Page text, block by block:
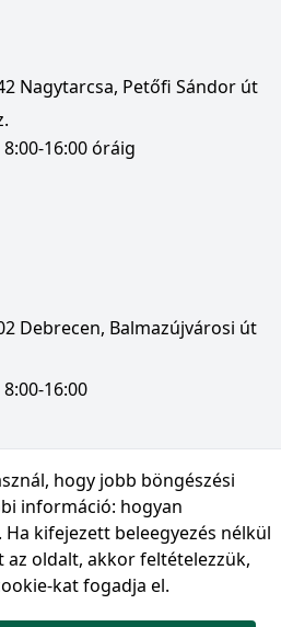
hogy jobb böngészési
információ: hogyan
. Ha kifejezett beleegyezés nélkül
az oldalt, akkor feltételezzük,
kat fogadja el.
Nagytarcsa, Petőfi Sándor út
16:00 óráig
Debrecen, Balmazújvárosi út
16:00
Debrecen, Balmazújvárosi út
8:00-16:00